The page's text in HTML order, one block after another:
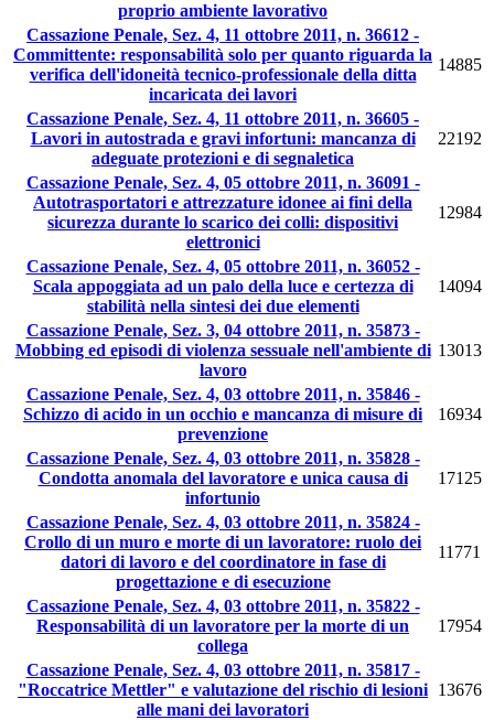
proprio ambiente lavorativo
Cassazione Penale, Sez. 4, 11 ottobre 2011, n. 36612 -
Committente: responsabilità solo per quanto riguarda la
verifica dell'idoneità tecnico-professionale della ditta
incaricata dei lavori
14885
Cassazione Penale, Sez. 4, 11 ottobre 2011, n. 36605 -
Lavori in autostrada e gravi infortuni: mancanza di
adeguate protezioni e di segnaletica
22192
Cassazione Penale, Sez. 4, 05 ottobre 2011, n. 36091 -
Autotrasportatori e attrezzature idonee ai fini della
sicurezza durante lo scarico dei colli: dispositivi
elettronici
12984
Cassazione Penale, Sez. 4, 05 ottobre 2011, n. 36052 -
Scala appoggiata ad un palo della luce e certezza di
stabilità nella sintesi dei due elementi
14094
Cassazione Penale, Sez. 3, 04 ottobre 2011, n. 35873 -
Mobbing ed episodi di violenza sessuale nell'ambiente di
lavoro
13013
Cassazione Penale, Sez. 4, 03 ottobre 2011, n. 35846 -
Schizzo di acido in un occhio e mancanza di misure di
prevenzione
16934
Cassazione Penale, Sez. 4, 03 ottobre 2011, n. 35828 -
Condotta anomala del lavoratore e unica causa di
infortunio
17125
Cassazione Penale, Sez. 4, 03 ottobre 2011, n. 35824 -
Crollo di un muro e morte di un lavoratore: ruolo dei
datori di lavoro e del coordinatore in fase di
progettazione e di esecuzione
11771
Cassazione Penale, Sez. 4, 03 ottobre 2011, n. 35822 -
Responsabilità di un lavoratore per la morte di un
collega
17954
Cassazione Penale, Sez. 4, 03 ottobre 2011, n. 35817 -
"Roccatrice Mettler" e valutazione del rischio di lesioni
alle mani dei lavoratori
13676